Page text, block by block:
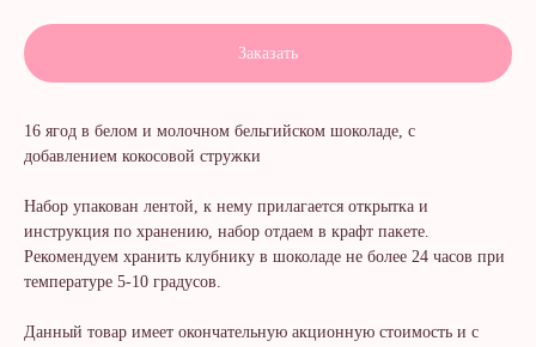
Заказать
16 ягод в белом и молочном бельгийском шоколаде, с
добавлением кокосовой стружки
Набор упакован лентой, к нему прилагается открытка и
инструкция по хранению, набор отдаем в крафт пакете.
Рекомендуем хранить клубнику в шоколаде не более 24 часов при
температуре 5-10 градусов.
Данный товар имеет окончательную акционную стоимость и с